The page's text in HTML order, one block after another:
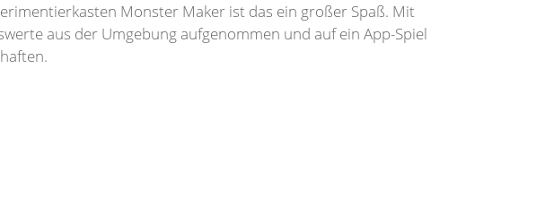
Monster Maker ist das ein großer Spaß. Mit
aus der Umgebung aufgenommen und auf ein App-Spiel